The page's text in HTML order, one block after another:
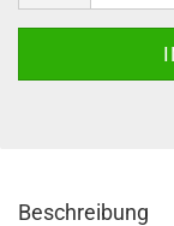
Beschreibung